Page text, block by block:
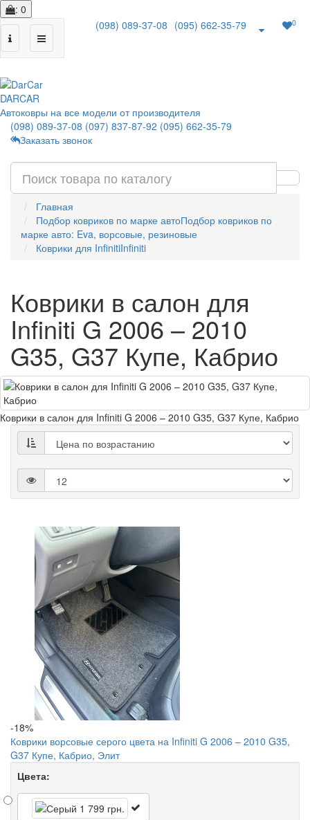
: 0
(098) 089-37-08 (095) 662-35-79 0
DARCAR
Автоковры на все модели от производителя
(098) 089-37-08 (097) 837-87-92 (095) 662-35-79
Заказать звонок
Главная
Подбор ковриков по марке автоПодбор ковриков по
марке авто: Eva, ворсовые, резиновые
Коврики для InfinitiInfiniti
Коврики в салон для
Infiniti G 2006 – 2010
G35, G37 Купе, Кабрио
Коврики в салон для Infiniti G 2006 – 2010 G35, G37 Купе, Кабрио
-18%
Коврики ворсовые серого цвета на Infiniti G 2006 – 2010 G35,
G37 Купе, Кабрио, Элит
Цвета: